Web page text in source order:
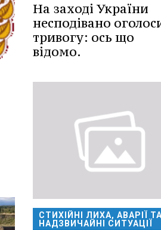
На заході України
несподівано
тривогу: ось що
відомо.
СТИХІЙНІ ЛИХА, АВАРІЇ ТА
НАДЗВИЧАЙНІ СИТУАЦІЇ